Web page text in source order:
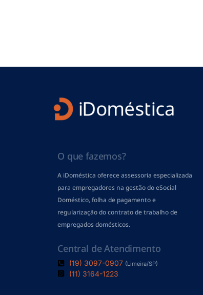
O que fazemos?
A iDoméstica oferece assessoria especializada
para empregadores na gestão do eSocial
Doméstico, folha de pagamentoe
regularização do contrato de trabalho de
empregados domésticos.
Central de Atendimento
(19) 3097-0907 (Limeira/SP)
(11) 3164-1223